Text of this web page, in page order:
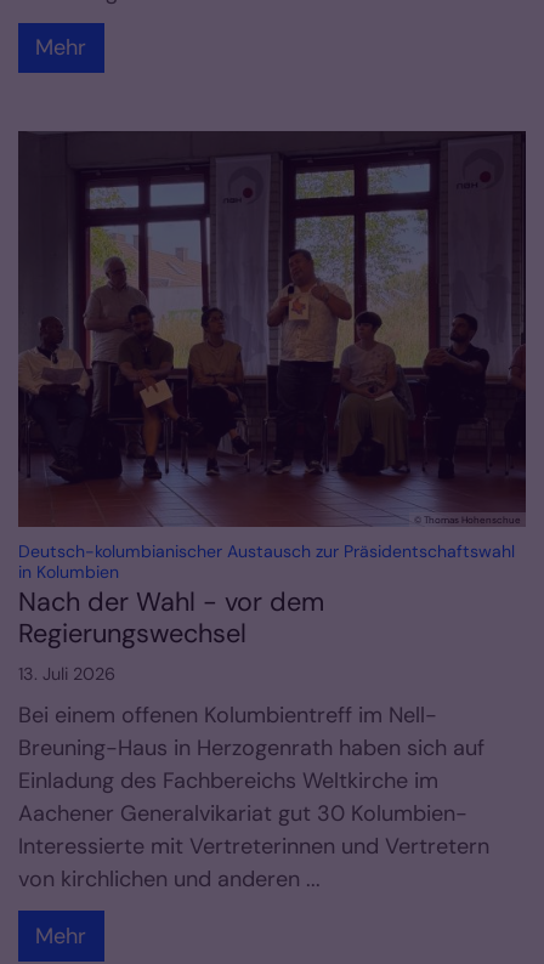
Mehr
© Thomas Hohenschue
Deutsch-kolumbianischer Austausch zur Präsidentschaftswahl
in Kolumbien
Nach der Wahl - vor dem
Regierungswechsel
13. Juli 2026
Bei einem offenen Kolumbientreff im Nell-
Breuning-Haus in Herzogenrath haben sich auf
Einladung des Fachbereichs Weltkirche im
Aachener Generalvikariat gut 30 Kolumbien-
Interessierte mit Vertreterinnen und Vertretern
von kirchlichen und anderen ...
Mehr